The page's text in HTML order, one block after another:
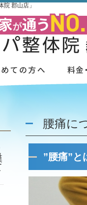
郡山店」
腰痛に
”腰痛”と